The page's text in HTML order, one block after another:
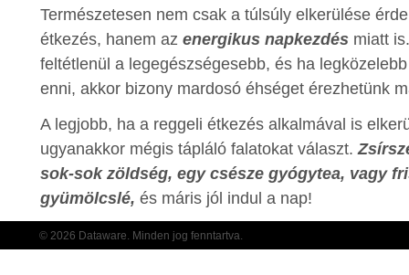
Természetesen nem csak a túlsúly elkerülése
étkezés, hanem az energikus napkezdés miatt
feltétlenül a legegészségesebb, és ha
enni, akkor bizony mardosó éhséget érezhetünk
A legjobb, ha a reggeli étkezés alkalmával is
ugyanakkor mégis tápláló falatokat választ.
sok-sok zöldség, egy csésze gyógytea, vagy
gyümölcslé, és máris jól indul a nap!
© 2026 Dataware. Minden jog fenntartva.